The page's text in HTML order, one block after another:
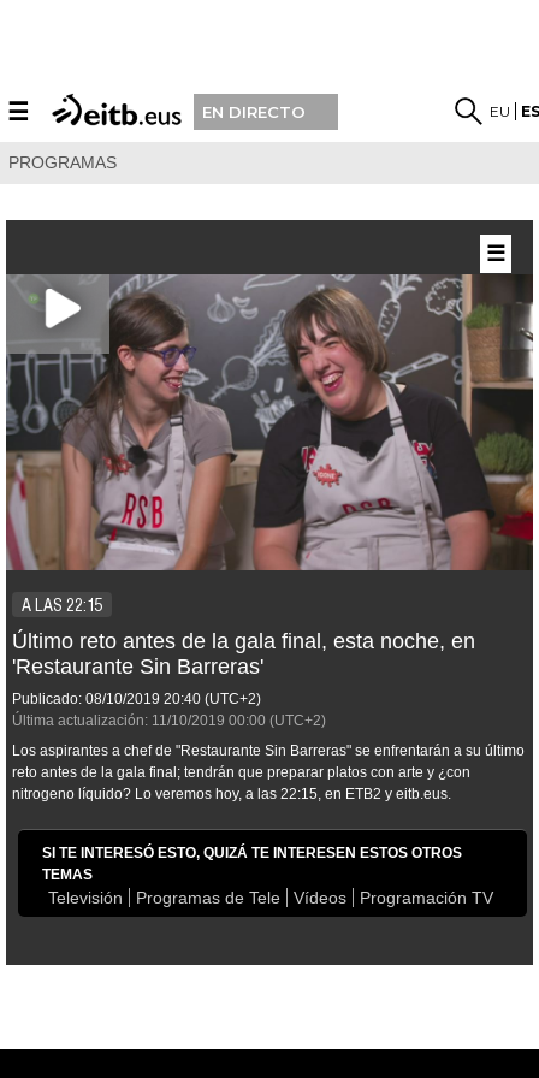
☰ EN DIRECTO EU
PROGRAMAS
A LAS 22:15
Último reto antes de la gala final, esta noche, en
'Restaurante Sin Barreras'
Publicado: 08/10/2019 20:40 (UTC+2)
Última actualización: 11/10/2019 00:00 (UTC+2)
Los aspirantes a chef de "Restaurante Sin Barreras" se enfrentarán a su último
reto antes de la gala final; tendrán que preparar platos con arte y ¿con
nitrogeno líquido? Lo veremos hoy, a las 22:15, en ETB2 y eitb.eus.
SI TE INTERESÓ ESTO, QUIZÁ TE INTERESEN ESTOS OTROS
TEMAS
Televisión Programas de Tele Vídeos Programación TV
☰